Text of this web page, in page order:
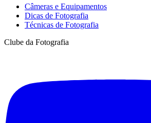
Câmeras e Equipamentos
Dicas de Fotografia
Técnicas de Fotografia
Clube da Fotografia